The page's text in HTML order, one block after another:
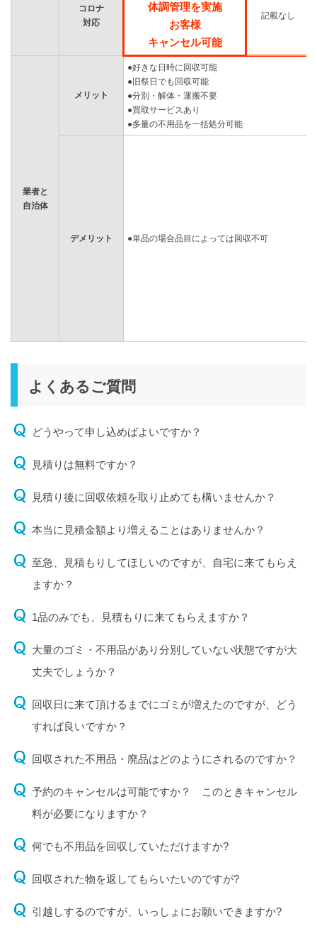
コロナ
対応
体調管理を実施
お客様
キャンセル可能
記載なし
業者と
自治体
メリット
●好きな日時に回収可能
●旧祭日でも回収可能
●分別・解体・運搬不要
●買取サービスあり
●多量の不用品を一括処分可能
デメリット ●単品の場合品目によっては回収不可
よくあるご質問
どうやって申し込めばよいですか？
見積りは無料ですか？
見積り後に回収依頼を取り止めても構いませんか？
本当に見積金額より増えることはありませんか？
至急、見積もりしてほしいのですが、自宅に来てもらえ
ますか？
1品のみでも、見積もりに来てもらえますか？
大量のゴミ・不用品があり分別していない状態ですが大
丈夫でしょうか？
回収日に来て頂けるまでにゴミが増えたのですが、どう
すれば良いですか？
回収された不用品・廃品はどのようにされるのですか？
予約のキャンセルは可能ですか？ このときキャンセル
料が必要になりますか？
何でも不用品を回収していただけますか?
回収された物を返してもらいたいのですが?
引越しするのですが、いっしょにお願いできますか?